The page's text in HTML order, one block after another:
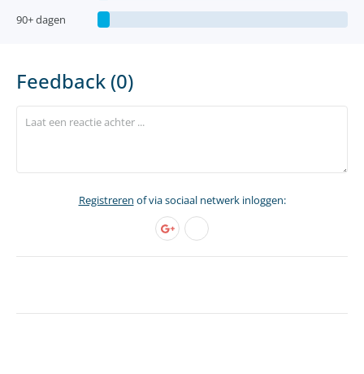
90+ dagen
Feedback (0)
Registreren of via sociaal netwerk inloggen: